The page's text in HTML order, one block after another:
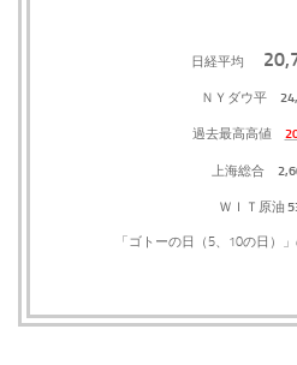
日経平均
ＮＹダウ平
過去最高高値
上海総合
ＷＩＴ原油
「ゴトーの日（5、10の日）